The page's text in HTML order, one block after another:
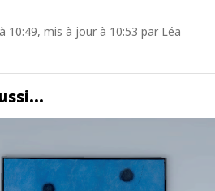
10:49, mis à jour à 10:53 par Léa